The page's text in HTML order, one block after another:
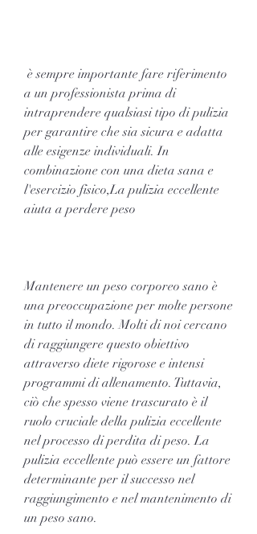
a un professionista prima di
intraprendere qualsiasi tipo di pulizia
per garantire che sia sicura e adatta
alle esigenze individuali. In
combinazione con una dieta sana e
l'esercizio fisico,La pulizia eccellente
aiuta a perdere peso
Mantenere un peso corporeo sano è
una preoccupazione per molte persone
in tutto il mondo. Molti di noi cercano
di raggiungere questo obiettivo
attraverso diete rigorose e intensi
programmi di allenamento. Tuttavia,
ciò che spesso viene trascurato è il
ruolo cruciale della pulizia eccellente
nel processo di perdita di peso. La
pulizia eccellente può essere un fattore
determinante per il successo nel
raggiungimento e nel mantenimento di
un peso sano.